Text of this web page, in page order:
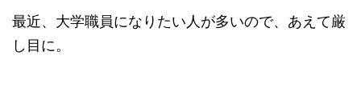
最近、大学職員になりたい人が多いので、あえて厳
し目に。